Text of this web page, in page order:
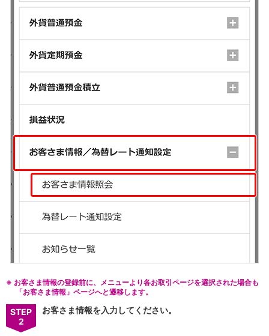
海外旅行保険
国内旅行傷害保険
介護保険
カード
クレジットカード
デビットカード
インターネットバンキング
通帳アプリ
イオン銀行PayB
イオングループアプリ
iAEON
支払・入金・サービス
支払・入金TOP
AEON Pay
口座振替サービス
WEB即時決済サービス
スマホ決済アプリ
公営競技
サービス
※ お客さま情報の登録前に、メニューより各お取引ページを選択された場合も
「お客さま情報」ページへと遷移します。
STEP
2
お客さま情報を入力してください。